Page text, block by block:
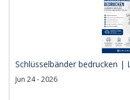
Schlüsselbänder bedrucken |
Jun 24 - 2026